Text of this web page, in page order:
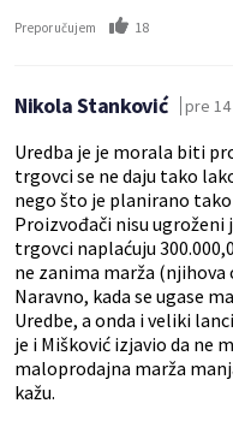
Preporučujem 18
Nikola Stanković pre
Uredba je je morala biti
trgovci se ne daju tako
nego što je planirano tako
Proizvođači nisu ugroženi
trgovci naplaćuju
ne zanima marža (njihova
Naravno, kada se ugase
Uredbe, a onda i veliki
je i Mišković izjavio da ne
maloprodajna marža
kažu.